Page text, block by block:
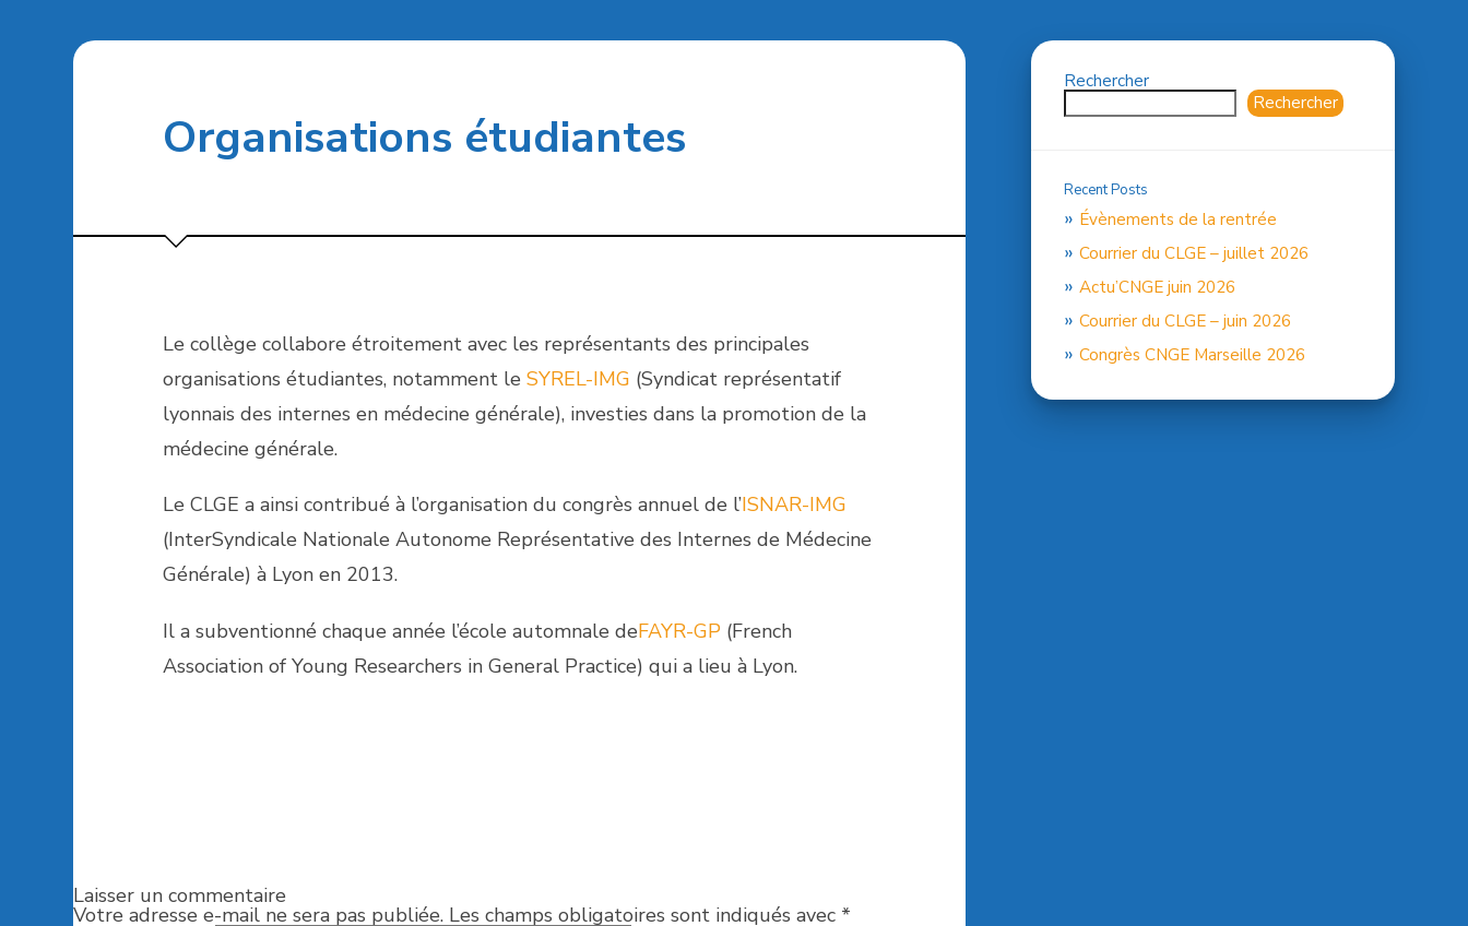
Organisations étudiantes
Le collège collabore étroitement avec les représentants des principales
organisations étudiantes, notamment le SYREL-IMG (Syndicat représentatif
lyonnais des internes en médecine générale), investies dans la promotion de la
médecine générale.
Le CLGE a ainsi contribué à l’organisation du congrès annuel de l’ISNAR-IMG
(InterSyndicale Nationale Autonome Représentative des Internes de Médecine
Générale) à Lyon en 2013.
Il a subventionné chaque année l’école automnale deFAYR-GP (French
Association of Young Researchers in General Practice) qui a lieu à Lyon.
Laisser un commentaire
Votre adresse e-mail ne sera pas publiée. Les champs obligatoires sont indiqués avec *
Rechercher
Rechercher
Recent Posts
Évènements de la rentrée
Courrier du CLGE – juillet 2026
Actu’CNGE juin 2026
Courrier du CLGE – juin 2026
Congrès CNGE Marseille 2026